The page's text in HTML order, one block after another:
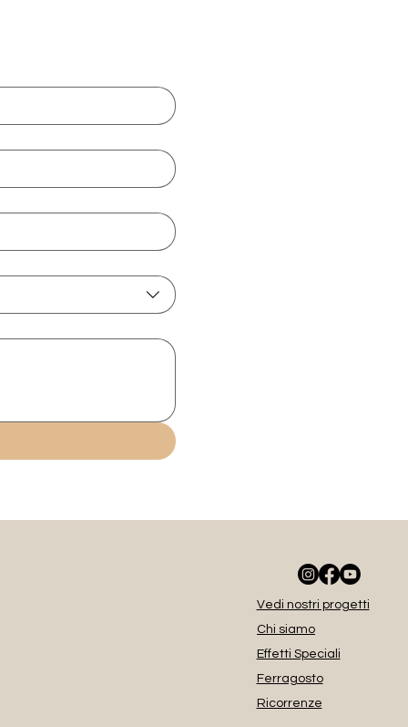
Vedi nostri progetti
Chi siamo
Effetti Speciali
Ferragosto
Ricorrenze